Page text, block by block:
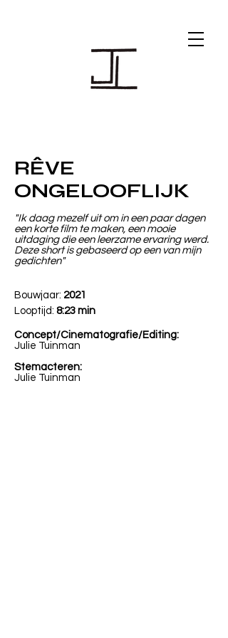
RÊVE
ONGELOOFLIJK
"Ik daag mezelf uit om in een paar dagen
een korte film te maken, een mooie
uitdaging die een leerzame ervaring werd.
Deze short is gebaseerd op een van mijn
gedichten"
Bouwjaar: 2021
Looptijd: 8:23 min
Concept/Cinematografie/Editing:
Julie Tuinman
Stemacteren:
Julie Tuinman